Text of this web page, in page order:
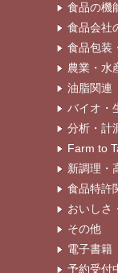
食品の機
食品会社
食品包装
農業・水
油脂関連
バイオ・
分析・計
Farm to
新調理・
食品特許
おいしさ
その他
電子書籍
予約受付